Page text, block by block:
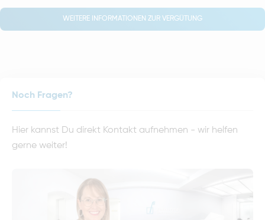
WEITERE INFORMATIONEN ZUR VERGÜTUNG
Noch Fragen?
Hier kannst Du direkt Kontakt aufnehmen - wir helfen
gerne weiter!